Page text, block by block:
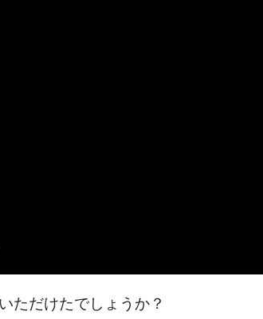
ただけたでしょうか？